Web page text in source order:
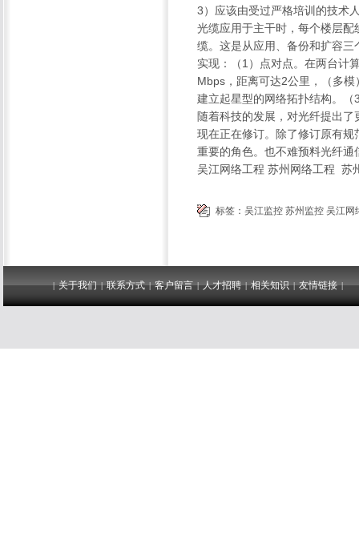
3）应该由受过严格培训的技术
光缆应用于主干时，每个楼层
缆。这是从应用、备份和扩容
实现：（1）点对点。在两台计
Mbps，距离可达2公里，（多
建立起星型的网络拓扑结构。
随着科技的发展，对光纤提出
现在正在修订。除了修订原有
重要的角色。也不难预料光纤
吴江网络工程 苏州网络工程
标签： 吴江监控 苏州监控 吴江网
|关于我们 |联系方式 |客户留言 |人才招聘 |相关知识 |友情链接 |